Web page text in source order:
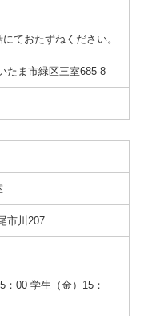
ておたずねください。
たま市緑区三室685-8
市川207
00 学生（金）15：